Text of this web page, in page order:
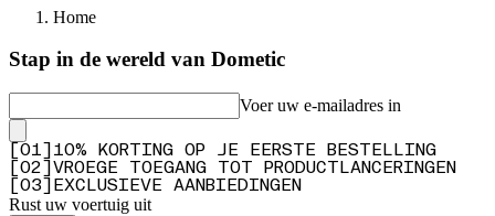
Georg T.(4/5
Home
Stap in de wereld van Dometic
Voer uw e-mailadres in
01
10% KORTING OP JE EERSTE BESTELLING
02
VROEGE TOEGANG TOT PRODUCTLANCERINGEN
03 EXCLUSIEVE AANBIEDINGEN
Rust uw voertuig uit